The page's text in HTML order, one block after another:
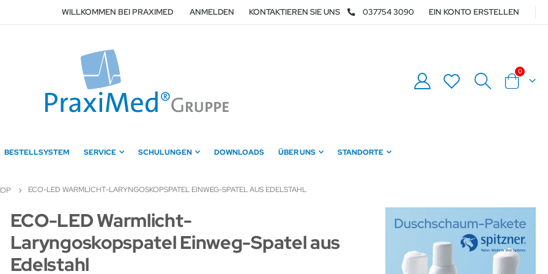
WILLKOMMEN BEI PRAXIMED ANMELDEN KONTAKTIEREN SIE UNS 037754 3090 EIN KONTO ERSTELLEN
Warenkorb
0Artikel
BESTELLSYSTEM SERVICE SCHULUNGEN DOWNLOADS ÜBER UNS STANDORTE
ECO-LED WARMLICHT-LARYNGOSKOPSPATEL EINWEG-SPATEL AUS EDELSTAHL
Zum
Anfang
Bildergalerie
springen
ECO-LED Warmlicht-
Laryngoskopspatel Einweg-Spatel aus
Edelstahl